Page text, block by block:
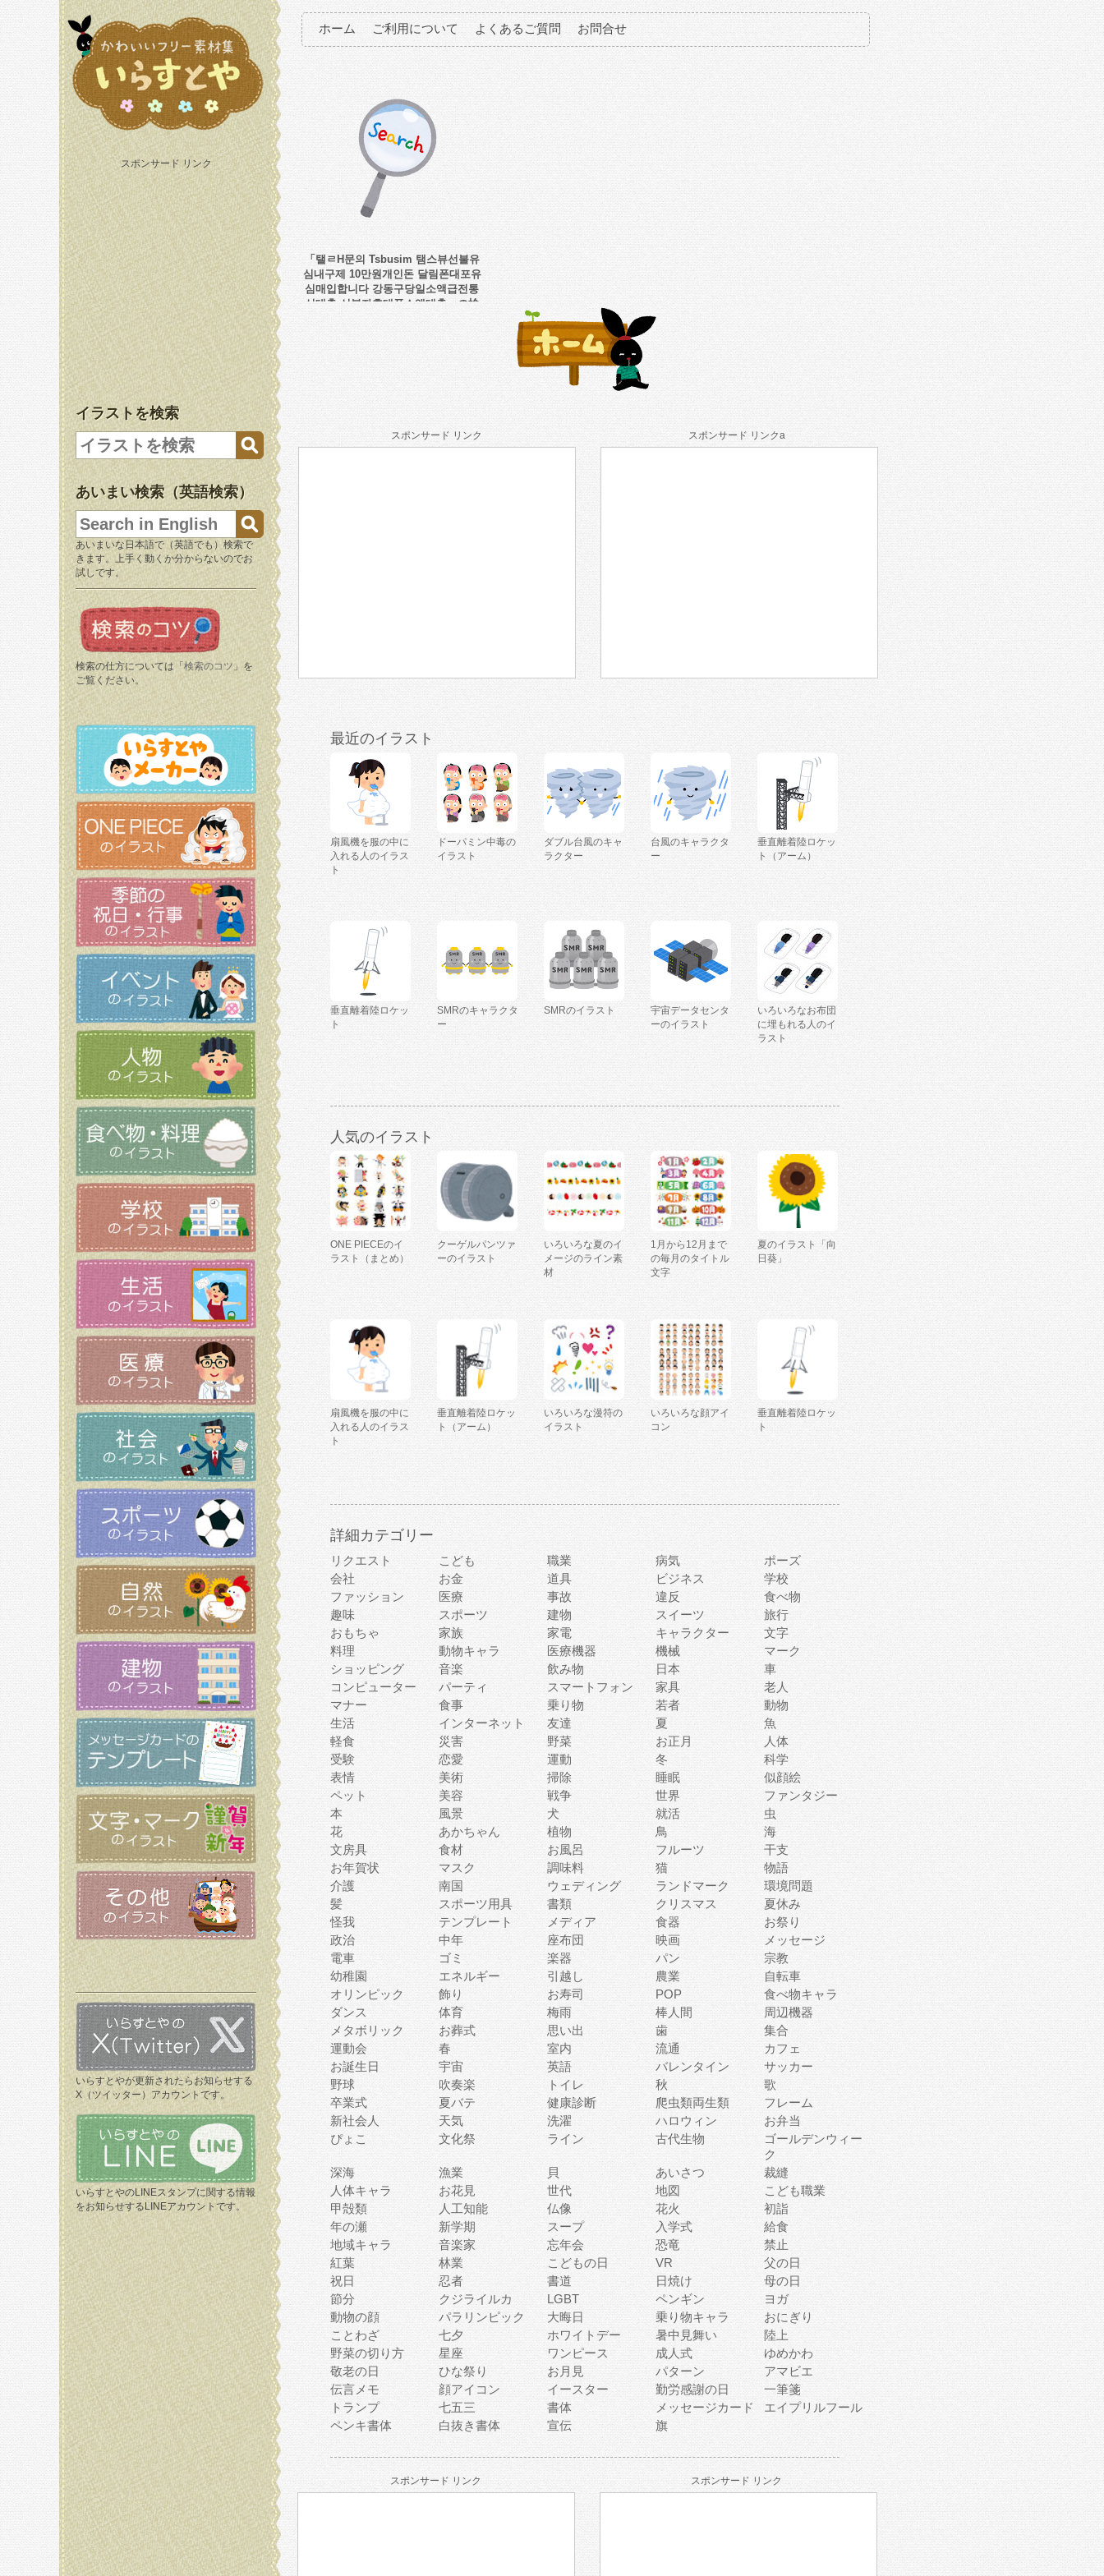
スポンサード リンク
イラストを検索
あいまい検索（英語検索）
あいまいな日本語で（英語でも）検索で
きます。上手く動くか分からないのでお
試しです。
検索の仕方については「 検索のコツ 」を
ご覧ください。
いらすとやが更新されたらお知らせする
X（ツイッター）アカウントです。
いらすとやのLINEスタンプに関する情報
をお知らせするLINEアカウントです。
ホーム ご利用について よくあるご質問 お問合せ
「탤ㄹH문의 Tsbusim 탬스뷰선불유
심내구제 10만원개인돈 달림폰대포유
심매입합니다 강동구당일소액급전통
신대출 신불자휴대폰소액대출」の検
スポンサード リンク スポンサード リンクa
最近のイラスト
扇風機を服の中に
入れる人のイラス
ト
ドーパミン中毒の
イラスト
ダブル台風のキャ
ラクター
台風のキャラクタ
ー
垂直離着陸ロケッ
ト（アーム）
垂直離着陸ロケッ
ト
SMRのキャラクタ
ー
SMRのイラスト
宇宙データセンタ
ーのイラスト
いろいろなお布団
に埋もれる人のイ
ラスト
人気のイラスト
ONE PIECEのイ
ラスト（まとめ）
クーゲルパンツァ
ーのイラスト
いろいろな夏のイ
メージのライン素
材
1月から12月まで
の毎月のタイトル
文字
夏のイラスト「向
日葵」
扇風機を服の中に
入れる人のイラス
ト
垂直離着陸ロケッ
ト（アーム）
いろいろな漫符の
イラスト
いろいろな顔アイ
コン
垂直離着陸ロケッ
ト
詳細カテゴリー
リクエスト こども 職業 病気
ポーズ
会社
お金 道具 ビジネス
学校
ファッション
医療 事故 違反
食べ物
趣味
スポーツ 建物 スイーツ
旅行
おもちゃ
家族 家電 キャラクター
文字
料理
動物キャラ 医療機器 機械
マーク
ショッピング
音楽 飲み物 日本
車
コンピューター
パーティ スマートフォン 家具
老人
マナー
食事 乗り物 若者
動物
生活
インターネット 友達 夏
魚
軽食
災害 野菜 お正月
人体
受験
恋愛 運動 冬
科学
表情
美術 掃除 睡眠
似顔絵
ペット
美容 戦争 世界
ファンタジー
本
風景 犬 就活
虫
花
あかちゃん 植物 鳥
海
文房具
食材 お風呂 フルーツ
干支
お年賀状
マスク 調味料 猫
物語
介護
南国 ウェディング ランドマーク
環境問題
髪
スポーツ用具 書類 クリスマス
夏休み
怪我
テンプレート メディア 食器
お祭り
政治
中年 座布団 映画
メッセージ
電車
ゴミ 楽器 パン
宗教
幼稚園
エネルギー 引越し 農業
自転車
オリンピック
飾り お寿司 POP
食べ物キャラ
ダンス
体育 梅雨 棒人間
周辺機器
メタボリック
お葬式 思い出 歯
集合
運動会
春 室内 流通
カフェ
お誕生日
宇宙 英語 バレンタイン
サッカー
野球
吹奏楽 トイレ 秋
歌
卒業式
夏バテ 健康診断 爬虫類両生類
フレーム
新社会人
天気 洗濯 ハロウィン
お弁当
ぴょこ
文化祭 ライン 古代生物
ゴールデンウィー
ク
深海
漁業 貝 あいさつ
裁縫
人体キャラ
お花見 世代 地図
こども職業
甲殻類
人工知能 仏像 花火
初詣
年の瀬
新学期 スープ 入学式
給食
地域キャラ
音楽家 忘年会 恐竜
禁止
紅葉
林業 こどもの日 VR
父の日
祝日
忍者 書道 日焼け
母の日
節分
クジライルカ LGBT ペンギン
ヨガ
動物の顔
パラリンピック 大晦日 乗り物キャラ
おにぎり
ことわざ
七夕 ホワイトデー 暑中見舞い
陸上
野菜の切り方
星座 ワンピース 成人式
ゆめかわ
敬老の日
ひな祭り お月見 パターン
アマビエ
伝言メモ
顔アイコン イースター 勤労感謝の日
一筆箋
トランプ
七五三 書体 メッセージカード
エイプリルフール
ペンキ書体
白抜き書体 宣伝 旗
スポンサード リンク スポンサード リンク